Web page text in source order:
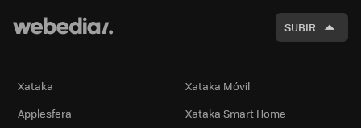
SUBIR
Xataka
Xataka Móvil
Applesfera
Xataka Smart Home